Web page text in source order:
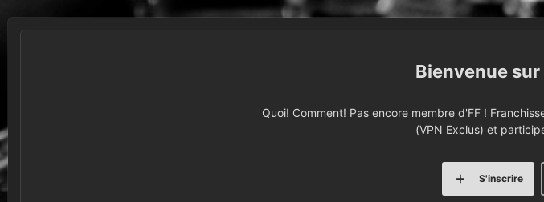
Quoi! Comment! Pas encore membre d'FF !
(VPN Exclus) et
S'inscrire